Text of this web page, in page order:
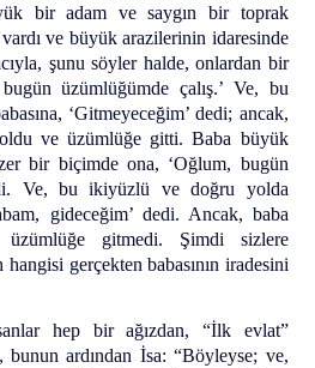
bir adam ve saygın bir toprak
ve büyük arazilerinin idaresinde
şunu söyler halde, onlardan bir
üzümlüğümde çalış.’ Ve, bu
‘Gitmeyeceğim’ dedi; ancak,
ve üzümlüğe gitti. Baba büyük
bir biçimde ona, ‘Oğlum, bugün
Ve, bu ikiyüzlü ve doğru yolda
gideceğim’ dedi. Ancak, baba
üzümlüğe gitmedi. Şimdi sizlere
gerçekten babasının iradesini
hep bir ağızdan, “İlk evlat”
ardından İsa: “Böyleyse; ve,